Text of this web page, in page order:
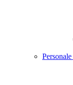
Personale